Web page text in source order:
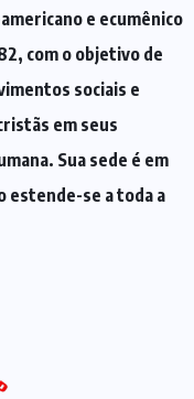
e ecumênico
com o objetivo de
sociais e
em seus
Sua sede é em
estende-se a toda a